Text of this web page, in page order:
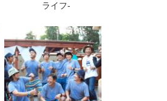
ライフ-